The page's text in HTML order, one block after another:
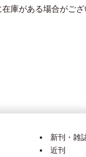
庫がある場合がご
新刊・雑
近刊